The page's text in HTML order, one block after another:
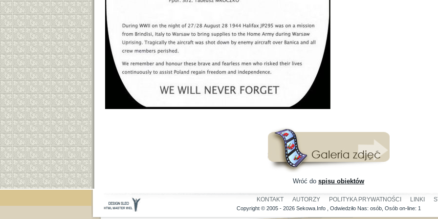
Wróć do spisu obiektów
KONTAKT AUTORZY POLITYKA PRYWATNOŚCI LINKI
Copyright © 2005 - 2026 Sekowa.Info , Odwiedziło Nas: osób, Osób on-line: 1